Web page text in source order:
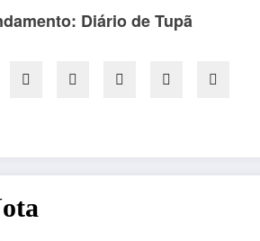
Diário de Tupã